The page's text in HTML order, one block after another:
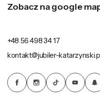
Zobacz na google
+48 56 498 34 17
kontakt@jubiler-